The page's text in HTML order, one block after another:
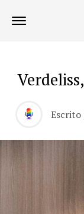
Escrito